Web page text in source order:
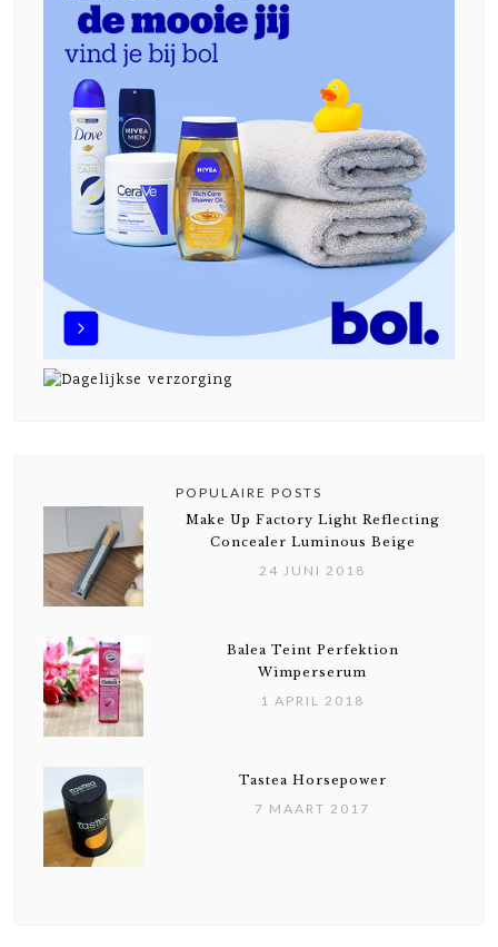
POPULAIRE POSTS
Make Up Factory Light Reflecting
Concealer Luminous Beige
24 JUNI 2018
Balea Teint Perfektion
Wimperserum
1 APRIL 2018
Tastea Horsepower
7 MAART 2017